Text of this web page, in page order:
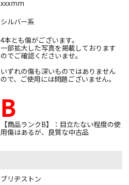
xxxmm
シルバー系
4本とも傷がございます。
一部拡大した写真を掲載しております
のでご確認くださいませ。
いずれの傷も深いものではありません
ので、ご使用には問題ございません。
B
【商品ランクB】：目立たない程度の使
用傷はあるが、良質な中古品
ブリヂストン